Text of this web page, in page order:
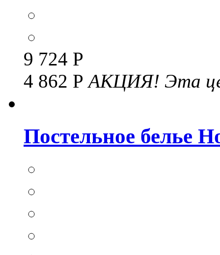
9 724 Р
4 862 РАКЦИЯ! Эта
Постельное белье